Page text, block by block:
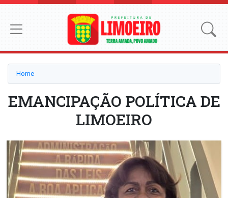
Home
EMANCIPAÇÃO POLÍTICA DE
LIMOEIRO